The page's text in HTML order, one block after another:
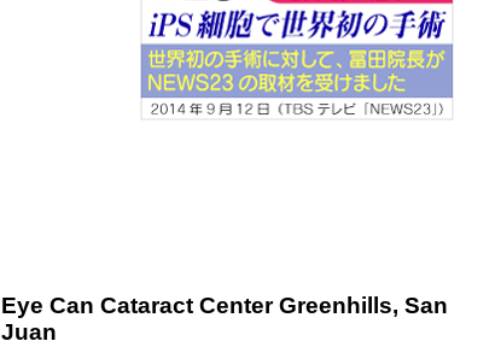
Eye Can Cataract Center Greenhills, San
Juan